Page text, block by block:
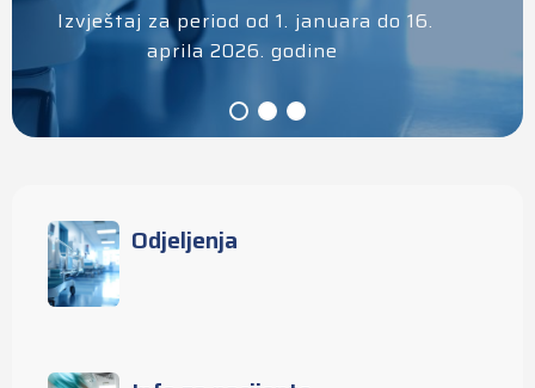
Izvještaj za period od 1. januara do 16.
aprila 2026. godine
Odjeljenja